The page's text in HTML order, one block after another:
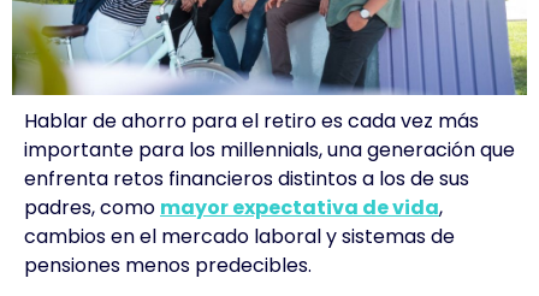
Hablar de ahorro para el retiro es cada vez más
importante para los millennials, una generación que
enfrenta retos financieros distintos a los de sus
padres, como mayor expectativa de vida,
cambios en el mercado laboral y sistemas de
pensiones menos predecibles.